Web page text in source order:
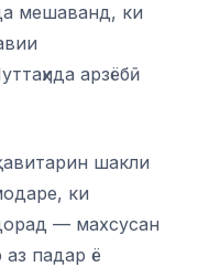
мешаванд, ки
арзёбӣ
шакли
ки
— махсусан
аз падар ё